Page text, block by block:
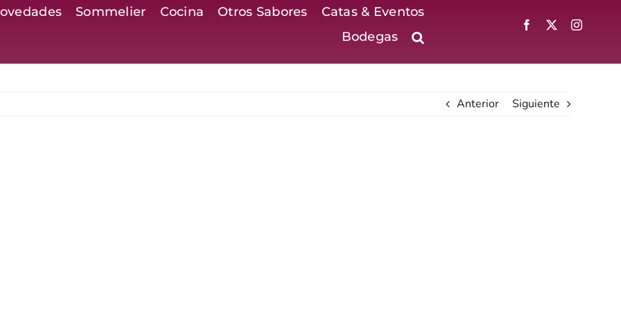
Sommelier Cocina Otros Sabores
Catas & Eventos
Bodegas
Anterior Siguiente